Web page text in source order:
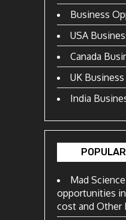
Business
USA
Canada
UK
India
Mad
opportunities in
cost and Other